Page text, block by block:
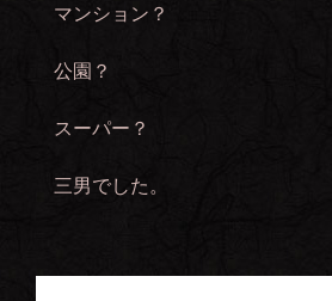
マンション？
公園？
スーパー？
三男でした。